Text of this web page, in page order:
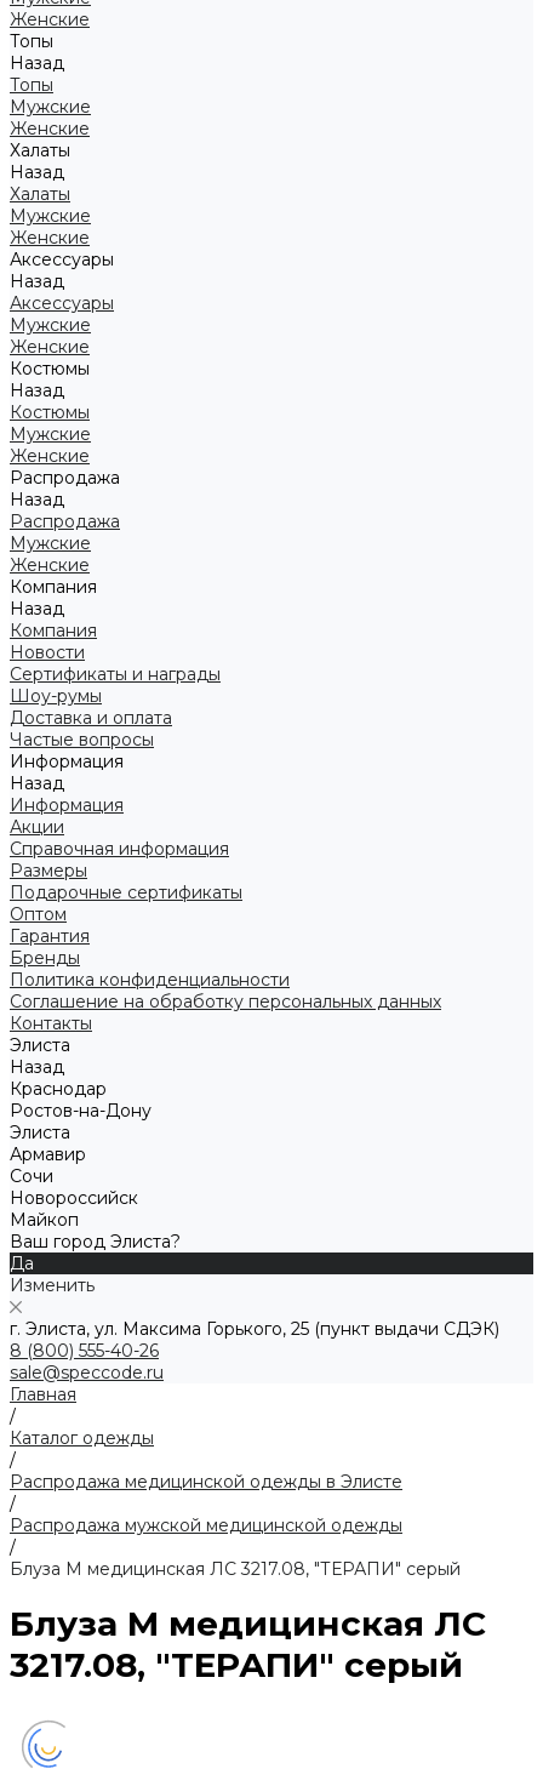
Женские
Топы
Назад
Топы
Мужские
Женские
Халаты
Назад
Халаты
Мужские
Женские
Аксессуары
Назад
Аксессуары
Мужские
Женские
Костюмы
Назад
Костюмы
Мужские
Женские
Распродажа
Назад
Распродажа
Мужские
Женские
Компания
Назад
Компания
Новости
Сертификаты и награды
Шоу-румы
Доставка и оплата
Частые вопросы
Информация
Назад
Информация
Акции
Справочная информация
Размеры
Подарочные сертификаты
Оптом
Гарантия
Бренды
Политика конфиденциальности
Соглашение на обработку персональных данных
Контакты
Элиста
Назад
Краснодар
Ростов-на-Дону
Элиста
Армавир
Сочи
Новороссийск
Майкоп
Ваш город Элиста?
Да
Изменить
г. Элиста, ул. Максима Горького, 25 (пункт выдачи СДЭК)
8 (800) 555-40-26
sale@speccode.ru
Главная
/
Каталог одежды
/
Распродажа медицинской одежды в Элисте
/
Распродажа мужской медицинской одежды
/
Блуза М медицинская ЛС 3217.08, "ТЕРАПИ" серый
Блуза М медицинская ЛС
3217.08, "ТЕРАПИ" серый